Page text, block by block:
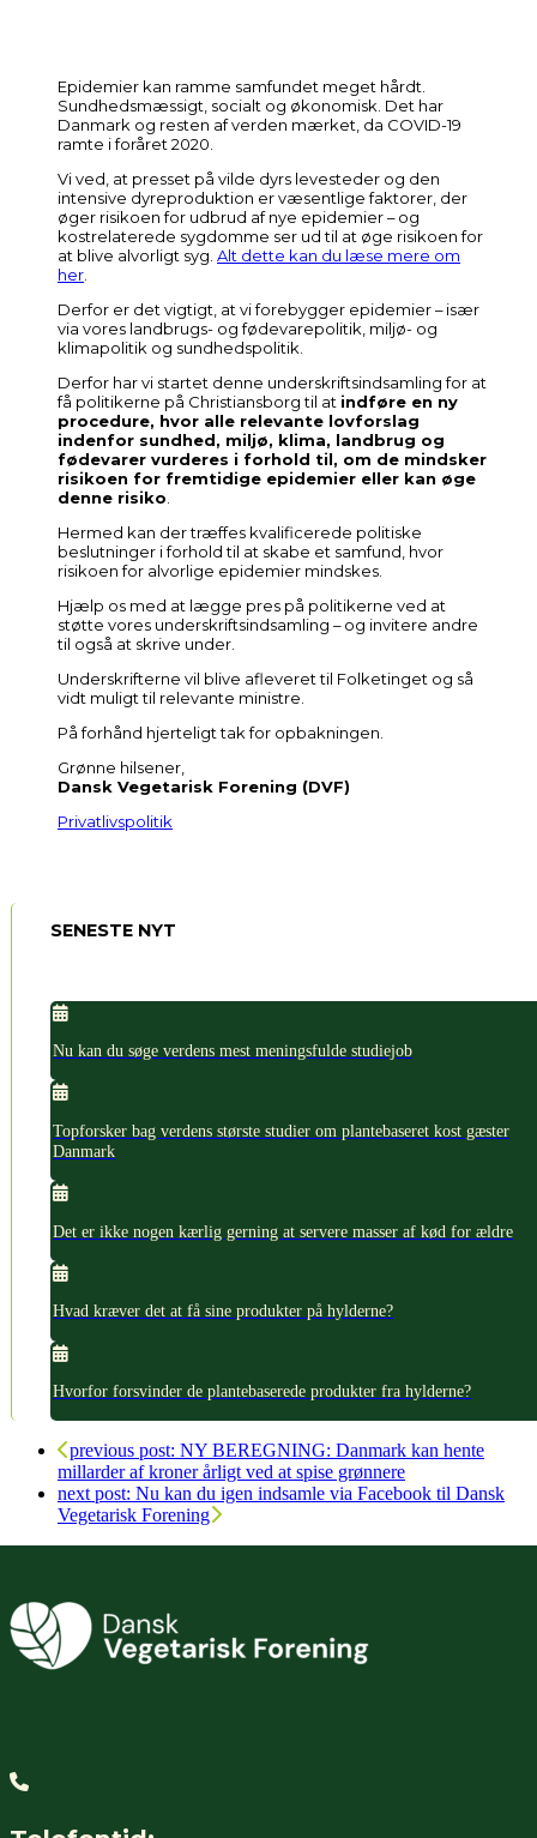
Epidemier kan ramme samfundet meget hårdt.
Sundhedsmæssigt, socialt og økonomisk. Det har
Danmark og resten af verden mærket, da COVID-19
ramte i foråret 2020.
Vi ved, at presset på vilde dyrs levesteder og den
intensive dyreproduktion er væsentlige faktorer, der
øger risikoen for udbrud af nye epidemier – og
kostrelaterede sygdomme ser ud til at øge risikoen for
at blive alvorligt syg. Alt dette kan du læse mere om
her
Derfor er det vigtigt, at vi forebygger epidemier – især
via vores landbrugs- og fødevarepolitik, miljø- og
klimapolitik og sundhedspolitik.
Derfor har vi startet denne underskriftsindsamling for at
få politikerne på Christiansborg til at indføre en ny
procedure, hvor alle relevante lovforslag
indenfor sundhed, miljø, klima, landbrug og
fødevarer vurderes i forhold til, om de mindsker
risikoen for fremtidige epidemier eller kan øge
denne risiko
Hermed kan der træffes kvalificerede politiske
beslutninger i forhold til at skabe et samfund, hvor
risikoen for alvorlige epidemier mindskes.
Hjælp os med at lægge pres på politikerne ved at
støtte vores underskriftsindsamling – og invitere andre
til også at skrive under.
Underskrifterne vil blive afleveret til Folketinget og så
vidt muligt til relevante ministre.
På forhånd hjerteligt tak for opbakningen.
Grønne hilsener,
Dansk Vegetarisk Forening (DVF)
Privatlivspolitik
SENESTE NYT
Nu kan du søge verdens mest meningsfulde studiejob
Topforsker bag verdens største studier om plantebaseret kost gæster
Danmark
Det er ikke nogen kærlig gerning at servere masser af kød for ældre
Hvad kræver det at få sine produkter på hylderne?
Hvorfor forsvinder de plantebaserede produkter fra hylderne?
previous post: NY BEREGNING: Danmark kan hente
millarder af kroner årligt ved at spise grønnere
next post: Nu kan du igen indsamle via Facebook til Dansk
Vegetarisk Forening